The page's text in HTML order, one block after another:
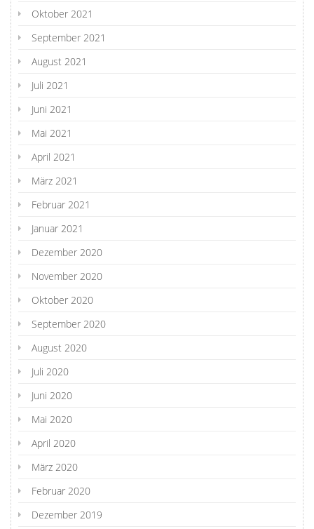
Oktober 2021
September 2021
August 2021
Juli 2021
Juni 2021
Mai 2021
April 2021
März 2021
Februar 2021
Januar 2021
Dezember 2020
November 2020
Oktober 2020
September 2020
August 2020
Juli 2020
Juni 2020
Mai 2020
April 2020
März 2020
Februar 2020
Dezember 2019